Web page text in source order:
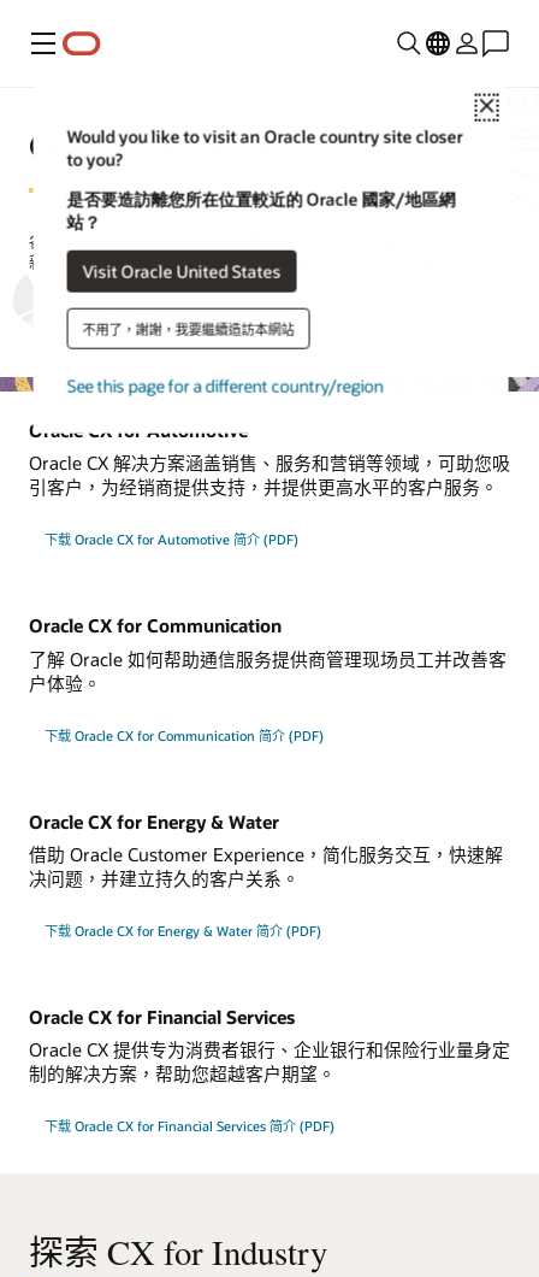
功能表
Close
Would you like to visit an Oracle country site closer
to you?
是否要造訪離您所在位置較近的 Oracle 國家/地區網
站？
Visit Oracle United States
不用了，謝謝，我要繼續造訪本網站
See this page for a different country/region
Oracle CX for Industry
各行各業的客戶都期望獲得好成果。Oracle CX 產業解決方案解放了創
新技術和相連應用程式的力量，助您以激動人心的方式與客戶互動。
查看客戶體驗產業特定產品導覽 正在轉換至 5G 通訊服務？
Oracle CX for Automotive
Oracle CX 解决方案涵盖销售、服务和营销等领域，可助您吸
引客户，为经销商提供支持，并提供更高水平的客户服务。
下载 Oracle CX for Automotive 简介 (PDF)
Oracle CX for Communication
了解 Oracle 如何帮助通信服务提供商管理现场员工并改善客
户体验。
下载 Oracle CX for Communication 简介 (PDF)
Oracle CX for Energy & Water
借助 Oracle Customer Experience，简化服务交互，快速解
决问题，并建立持久的客户关系。
下载 Oracle CX for Energy & Water 简介 (PDF)
Oracle CX for Financial Services
Oracle CX 提供专为消费者银行、企业银行和保险行业量身定
制的解决方案，帮助您超越客户期望。
下载 Oracle CX for Financial Services 简介 (PDF)
探索 CX for Industry